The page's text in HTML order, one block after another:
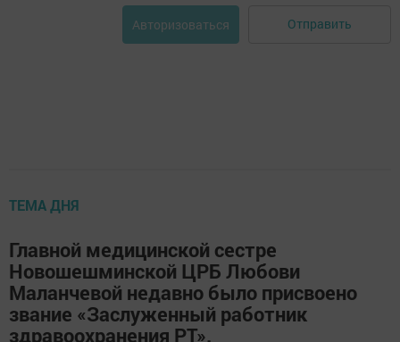
Авторизоваться Отправить
ТЕМА ДНЯ
Главной медицинской сестре
Новошешминской ЦРБ Любови
Маланчевой недавно было присвоено
звание «Заслуженный работник
здравоохранения РТ».